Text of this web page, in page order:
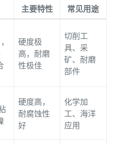
主要特性 常见用途
硬度极
高，耐磨
性极佳
切削工
具、采
矿、耐磨
部件
硬度高，
耐腐蚀性
好
化学加
工、海洋
应用